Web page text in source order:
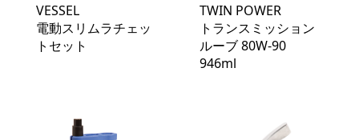
VESSEL
電動スリムラチェッ
トセット
TWIN POWER
トランスミッション
ルーブ 80W-90
946ml